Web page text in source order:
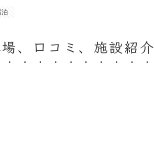
、口コミ、施設紹介